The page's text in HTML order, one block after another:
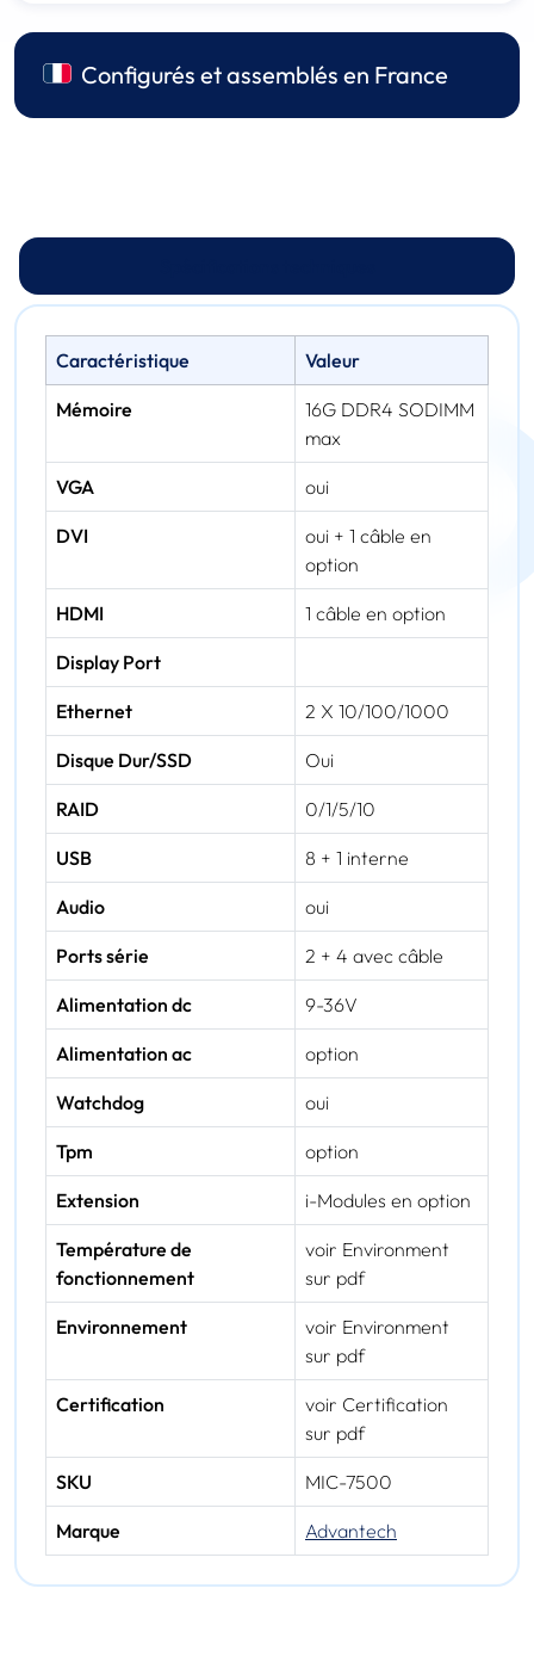
Configurés et assemblés en France
Caractéristique Valeur
Mémoire
16G DDR4 SODIMM
max
VGA oui
DVI
oui + 1 câble en
option
HDMI 1 câble en option
Display Port
Ethernet 2 X 10/100/1000
Disque Dur/SSD Oui
RAID 0/1/5/10
USB 8 + 1 interne
Audio oui
Ports série 2 + 4 avec câble
Alimentation dc 9-36V
Alimentation ac option
Watchdog oui
Tpm option
Extension i-Modules en option
Température de
fonctionnement
voir Environment
sur pdf
Environnement
voir Environment
sur pdf
Certification
voir Certification
sur pdf
SKU MIC-7500
Marque Advantech